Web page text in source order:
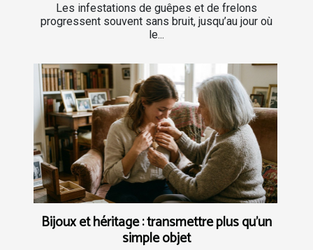
Les infestations de guêpes et de frelons
progressent souvent sans bruit, jusqu’au jour où
le...
Bijoux et héritage : transmettre plus qu’un
simple objet